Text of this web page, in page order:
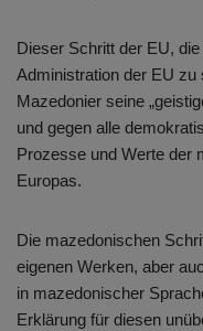
Dieser Schritt der EU,
Administration der EU zu
Mazedonier seine
und gegen alle
Prozesse und Werte der
Europas.
Die mazedonischen
eigenen Werken, aber
in mazedonischer
Erklärung für diesen